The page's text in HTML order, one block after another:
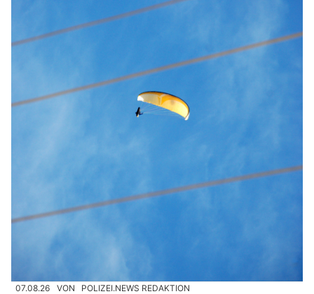
07.08.26 VON POLIZEI.NEWS REDAKTION